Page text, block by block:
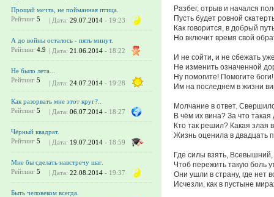
Прощай мечта, не пойманная птица.
Рейтинг 5 | Дата: 29.07.2014 - 19:23
А до войны осталось - пять минут.
Рейтинг 4.9 | Дата: 21.06.2014 - 18:22
Не было лета...
Рейтинг 5 | Дата: 24.07.2014 - 19:28
Как разорвать мне этот круг?..
Рейтинг 5 | Дата: 06.07.2014 - 18:27
Чёрный квадрат.
Рейтинг 5 | Дата: 19.07.2014 - 18:59
Мне бы сделать навстречу шаг.
Рейтинг 5 | Дата: 22.08.2014 - 19:37
Быть человеком всегда.
Разбег, отрыв и начался
Пусть будет ровной
Как говорится, в добрый
Но включит время свой
И не сойти, и не сбежать
Не изменить означенной
Ну помогите! Помогите боги!
Им на последнем в жизни
Молчание в ответ.
В чём их вина? За что такая
Кто так решил? Какая злая
Жизнь оценила в двадцать
Где силы взять,
Чтоб пережить такую боль
Они ушли в страну, где нет
Исчезли, как в пустыне